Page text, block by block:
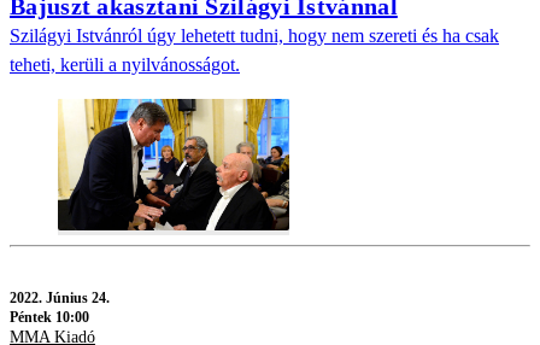
Bajuszt akasztani Szilágyi Istvánnal
Szilágyi Istvánról úgy lehetett tudni, hogy nem szereti és ha csak
teheti, kerüli a nyilvánosságot.
2022. Június 24.
Péntek 10:00
MMA Kiadó